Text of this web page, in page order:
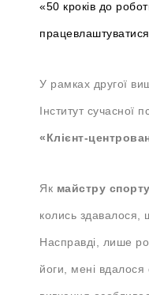
«50 кроків до
У рамках другої
Інститут сучасної
«Клієнт-
Як майстру
колись здавалося,
Насправді, лише
йоги, мені вдалося